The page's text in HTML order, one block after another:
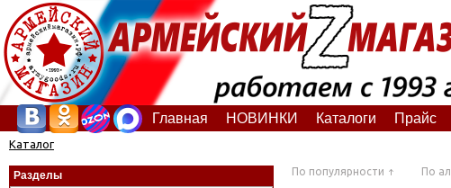
Главная НОВИНКИ Каталоги Прайс
Каталог
Разделы По популярности По